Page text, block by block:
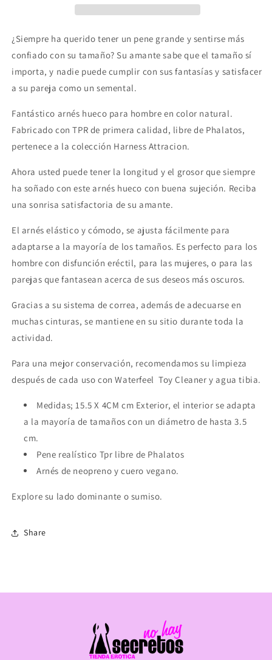
CM
O-
4
CM
CM
O-
4
CM
¿Siempre ha querido tener un pene grande y sentirse más
confiado con su tamaño? Su amante sabe que el tamaño sí
importa, y nadie puede cumplir con sus fantasías y satisfacer
a su pareja como un semental.
Fantástico arnés hueco para hombre en color natural.
Fabricado con TPR de primera calidad, libre de Phalatos,
pertenece a la colección Harness Attracion.
Ahora usted puede tener la longitud y el grosor que siempre
ha soñado con este arnés hueco con buena sujeción. Reciba
una sonrisa satisfactoria de su amante.
El arnés elástico y cómodo, se ajusta fácilmente para
adaptarse a la mayoría de los tamaños. Es perfecto para los
hombre con disfunción eréctil, para las mujeres, o para las
parejas que fantasean acerca de sus deseos más oscuros.
Gracias a su sistema de correa, además de adecuarse en
muchas cinturas, se mantiene en su sitio durante toda la
actividad.
Para una mejor conservación, recomendamos su limpieza
después de cada uso con Waterfeel Toy Cleaner y agua tibia.
Medidas; 15.5 X 4CM cm Exterior, el interior se adapta
a la mayoría de tamaños con un diámetro de hasta 3.5
cm.
Pene realístico Tpr libre de Phalatos
Arnés de neopreno y cuero vegano.
Explore su lado dominante o sumiso.
Share